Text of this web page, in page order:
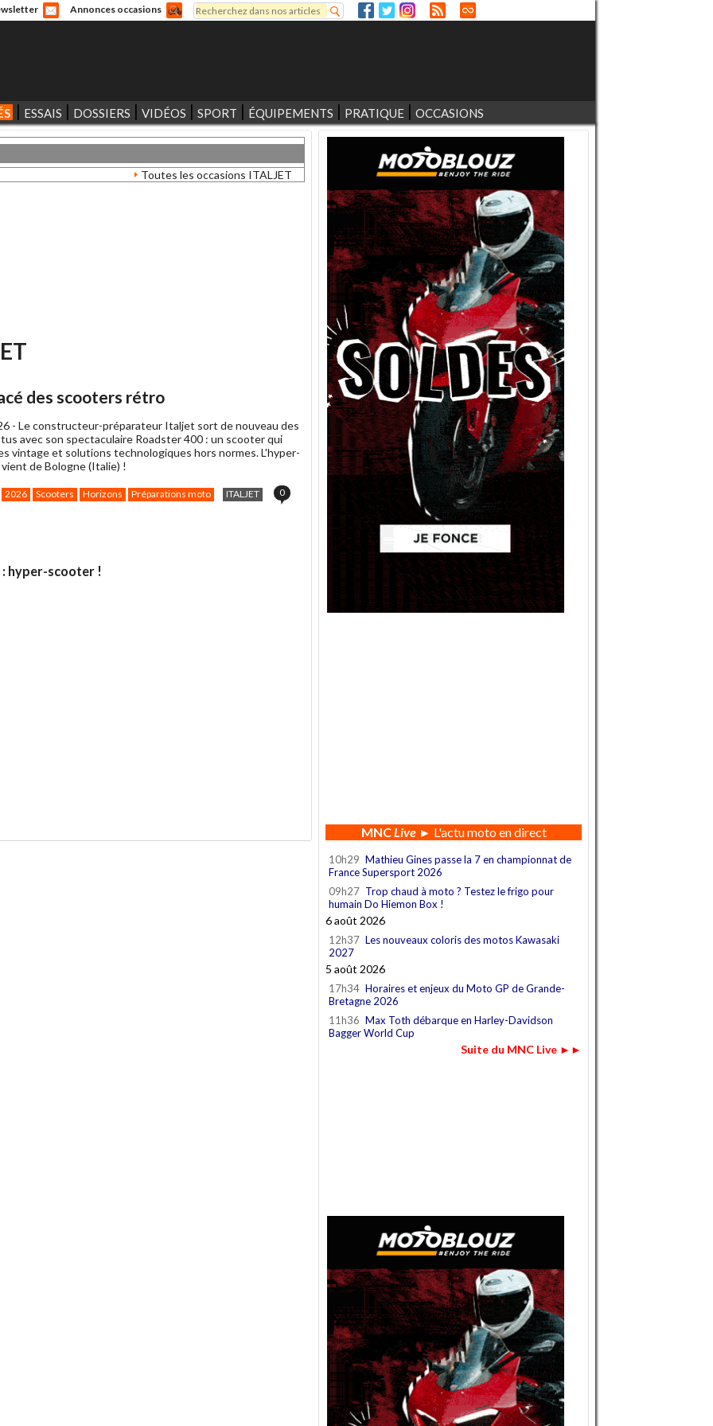
Annonces occasions
Formulaire de recherche
Rechercher
ESSAIS DOSSIERS VIDÉOS SPORT ÉQUIPEMENTS PRATIQUE OCCASIONS
Toutes les occasions ITALJET
des scooters rétro
- Le constructeur-préparateur Italjet sort de nouveau des
avec son spectaculaire Roadster 400 : un scooter qui
vintage et solutions technologiques hors normes. L'hyper-
de Bologne (Italie) !
2026 Scooters Horizons Préparations moto ITALJET 0
hyper-scooter !
MNCLive► L'actu moto en direct
10h29 Mathieu Gines passe la 7 en championnat de
France Supersport 2026
09h27 Trop chaud à moto ? Testez le frigo pour
humain Do Hiemon Box !
6 août 2026
12h37 Les nouveaux coloris des motos Kawasaki
2027
5 août 2026
17h34 Horaires et enjeux du Moto GP de Grande-
Bretagne 2026
11h36 Max Toth débarque en Harley-Davidson
Bagger World Cup
Suite du MNC Live ►►